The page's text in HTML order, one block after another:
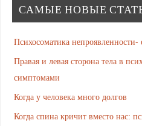
САМЫЕ НОВЫЕ
Психосоматика непроявленности-
Правая и левая сторона тела в
симптомами
Когда у человека много долгов
Когда спина кричит вместо нас: